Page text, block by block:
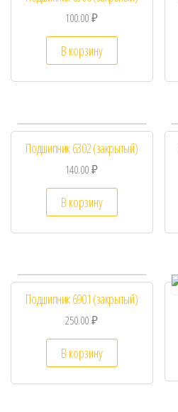
100.00₽
В корзину
Подшипник 6302 (закрытый)
140.00₽
В корзину
Подшипник 6901 (закрытый)
250.00₽
В корзину